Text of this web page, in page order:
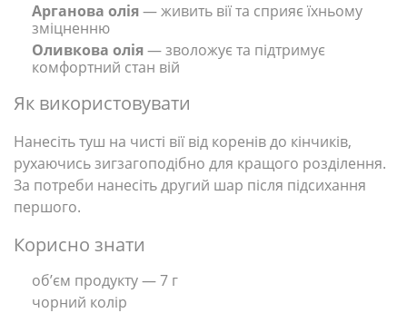
Арганова олія— живить вії та сприяє їхньому
зміцненню
Оливкова олія— зволожує та підтримує
комфортний стан вій
Як використовувати
Нанесіть туш на чисті вії від коренів до кінчиків,
рухаючись зигзагоподібно для кращого розділення.
За потреби нанесіть другий шар після підсихання
першого.
Корисно знати
об’єм продукту — 7 г
чорний колір